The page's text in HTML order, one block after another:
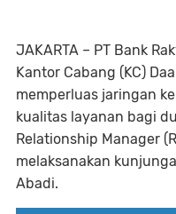
JAKARTA – PT Bank
Kantor Cabang (KC)
memperluas jaringan
kualitas layanan bagi
Relationship Manager
melaksanakan
Abadi.